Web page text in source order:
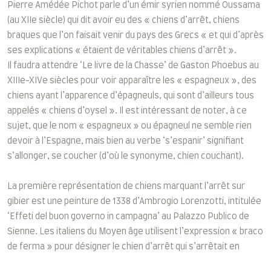
Pierre Amédée Pichot parle d’un émir syrien nommé Oussama
(au XIIe siècle) qui dit avoir eu des « chiens d’arrêt, chiens
braques que l’on faisait venir du pays des Grecs « et qui d’après
ses explications « étaient de véritables chiens d’arrêt ».
Il faudra attendre ‘Le livre de la Chasse’ de Gaston Phoebus au
XIIIe-XIVe siècles pour voir apparaître les « espagneux », des
chiens ayant l’apparence d’épagneuls, qui sont d’ailleurs tous
appelés « chiens d’oysel ». Il est intéressant de noter, à ce
sujet, que le nom « espagneux » ou épagneul ne semble rien
devoir à l’Espagne, mais bien au verbe ‘s’espanir’ signifiant
s’allonger, se coucher (d’où le synonyme, chien couchant).
La première représentation de chiens marquant l’arrêt sur
gibier est une peinture de 1338 d’Ambrogio Lorenzotti, intitulée
‘Effeti del buon governo in campagna’ au Palazzo Publico de
Sienne. Les italiens du Moyen âge utilisent l’expression « braco
de ferma » pour désigner le chien d’arrêt qui s’arrêtait en